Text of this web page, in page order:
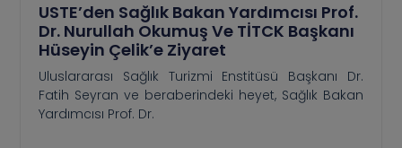
USTE’den Sağlık Bakan Yardımcısı Prof.
Dr. Nurullah Okumuş Ve TİTCK Başkanı
Hüseyin Çelik’e Ziyaret
Uluslararası Sağlık Turizmi Enstitüsü Başkanı Dr.
Fatih Seyran ve beraberindeki heyet, Sağlık Bakan
Yardımcısı Prof. Dr.